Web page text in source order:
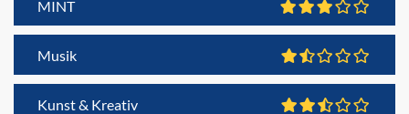
MINT
Musik
Kunst & Kreativ